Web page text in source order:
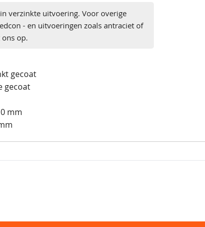
verzinkte uitvoering. Voor overige
- en uitvoeringen zoals antraciet of
op.
gecoat
gecoat
mm